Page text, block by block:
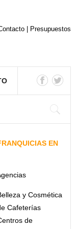
Presupuestos
EN
y Cosmética
Cafeterías
de